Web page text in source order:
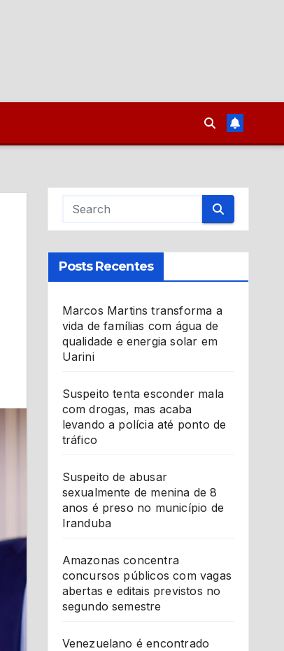
Posts Recentes
Marcos Martins transforma a
vida de famílias com água de
qualidade e energia solar em
Uarini
Suspeito tenta esconder mala
com drogas, mas acaba
levando a polícia até ponto de
tráfico
Suspeito de abusar
sexualmente de menina de 8
anos é preso no município de
Iranduba
Amazonas concentra
concursos públicos com vagas
abertas e editais previstos no
segundo semestre
Venezuelano é encontrado